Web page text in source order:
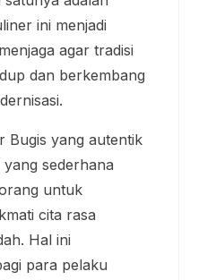
ini menjadi
agar tradisi
dan berkembang
Bugis yang autentik
sederhana
untuk
cita rasa
Hal ini
para pelaku